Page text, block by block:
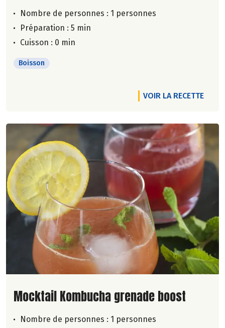
Nombre de personnes : 1 personnes
Préparation : 5 min
Cuisson : 0 min
Boisson
VOIR LA RECETTE
Lire la suite de la recette
Mocktail Kombucha grenade boost
Nombre de personnes : 1 personnes